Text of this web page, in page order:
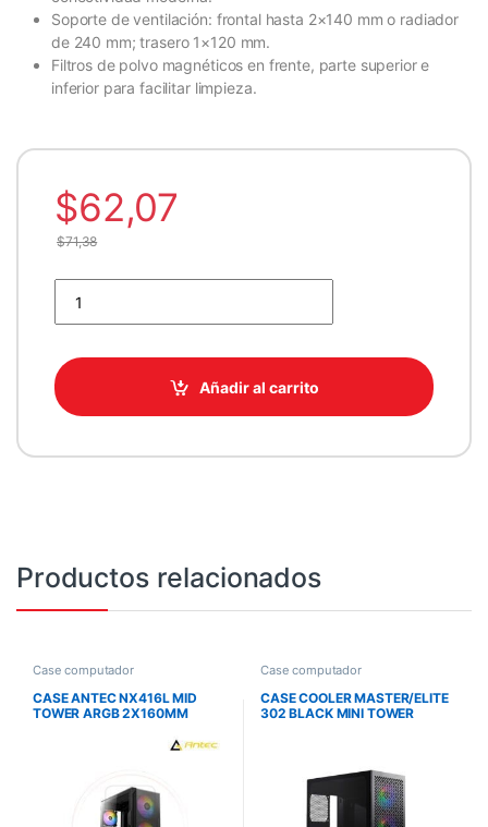
Soporte de ventilación: frontal hasta 2×140 mm o radiador
de 240 mm; trasero 1×120 mm.
Filtros de polvo magnéticos en frente, parte superior e
inferior para facilitar limpieza.
$62,07
$71,38
Añadir al carrito
Productos relacionados
Case computador
CASE ANTEC NX416L MID
TOWER ARGB 2X160MM
Case computador
CASE COOLER MASTER/ELITE
302 BLACK MINI TOWER